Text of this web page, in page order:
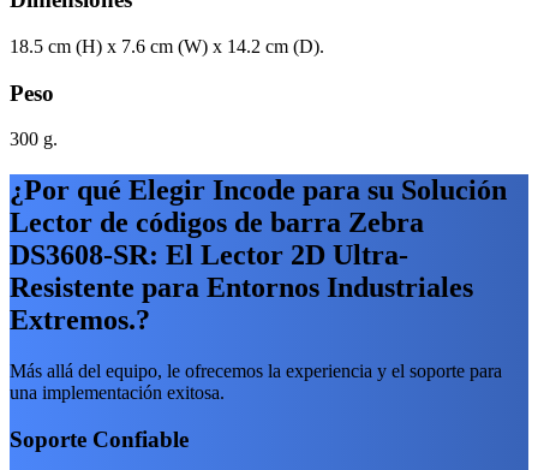
18.5 cm (H) x 7.6 cm (W) x 14.2 cm (D).
Peso
300 g.
¿Por qué Elegir Incode para su Solución
Lector de códigos de barra Zebra
DS3608-SR: El Lector 2D Ultra-
Resistente para Entornos Industriales
Extremos.?
Más allá del equipo, le ofrecemos la experiencia y el soporte para
una implementación exitosa.
Soporte Confiable